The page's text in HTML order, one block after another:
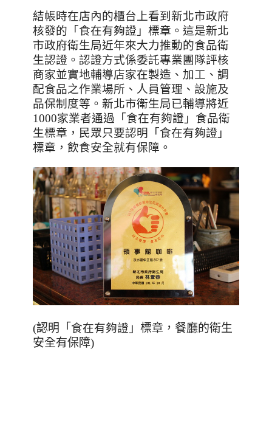
結帳時在店內的櫃台上看到新北市政府
核發的「食在有夠證」標章。這是新北
市政府衛生局近年來大力推動的食品衛
生認證。認證方式係委託專業團隊評核
商家並實地輔導店家在製造、加工、調
配食品之作業場所、人員管理、設施及
品保制度等。新北市衛生局已輔導將近
1000家業者通過「食在有夠證」食品衛
生標章，民眾只要認明「食在有夠證」
標章，飲食安全就有保障。
(認明「 食在有夠證 」標章，餐廳的衛生
安全有保障)